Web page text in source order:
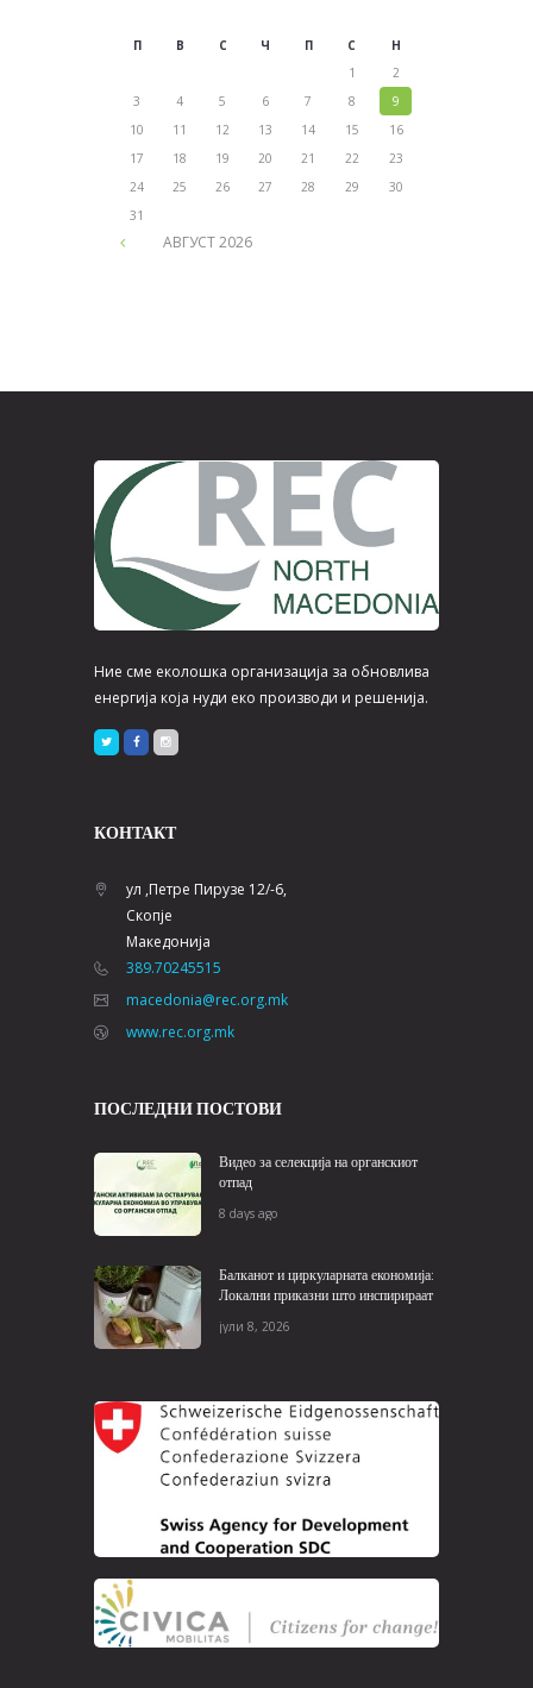
П В С Ч П С Н
АВГУСТ2026
1
2
3
4 5 6 7 8
9
10
11 12 13 14 15
16
17
18 19 20 21 22
23
24
25 26 27 28 29
30
31
Ние сме еколошка организација за обновлива
енергија која нуди еко производи и решенија.
КОНТАКТ
ул ,Петре Пирузе 12/-6,
Скопје
Македонија
389.70245515
macedonia@rec.org.mk
www.rec.org.mk
ПОСЛЕДНИ ПОСТОВИ
Видео за селекција на органскиот
отпад
8 days ago
Балканот и циркуларната економија:
Локални приказни што инспирираат
јули 8, 2026